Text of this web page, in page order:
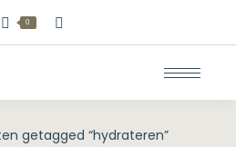
0 Zoeken:
getagged “hydrateren”